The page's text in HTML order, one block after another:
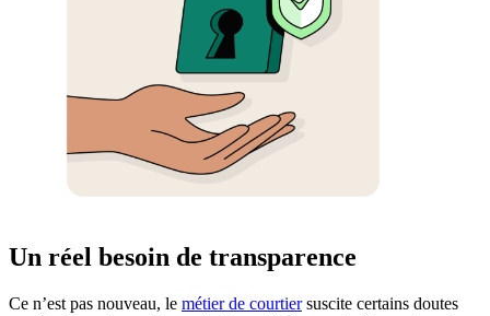
Un réel besoin de transparence
Ce n’est pas nouveau, le métier de courtiersuscite certains doutes